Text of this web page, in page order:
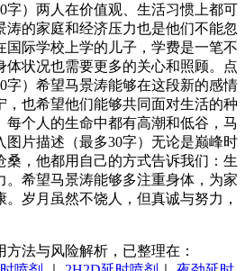
字）两人在价值观、生活习惯上都可
涛的家庭和经济压力也是他们不能忽
国际学校上学的儿子，学费是一笔不
体状况也需要更多的关心和照顾。点
字）希望马景涛能够在这段新的感情
，也希望他们能够共同面对生活的种
每个人的生命中都有高潮和低谷，马
图片描述（最多30字）无论是巅峰时
桑，他都用自己的方式告诉我们：生
。希望马景涛能够多注重身体，为家
岁月虽然不饶人，但真诚与努力，
法与风险解析，已整理在：